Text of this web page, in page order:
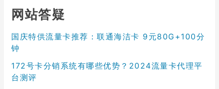
网站答疑
国庆特供流量卡推荐：联通海洁卡 9元80G+100分
钟
172号卡分销系统有哪些优势？2024流量卡代理平
台测评